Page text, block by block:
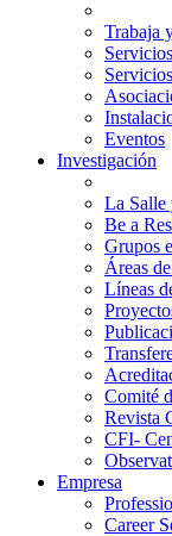
Trabaja
Eventos
Investigación
La Salle
Be a
Grupos
Áreas
Líneas
Comité
Revista
CFI-
Empresa
Career